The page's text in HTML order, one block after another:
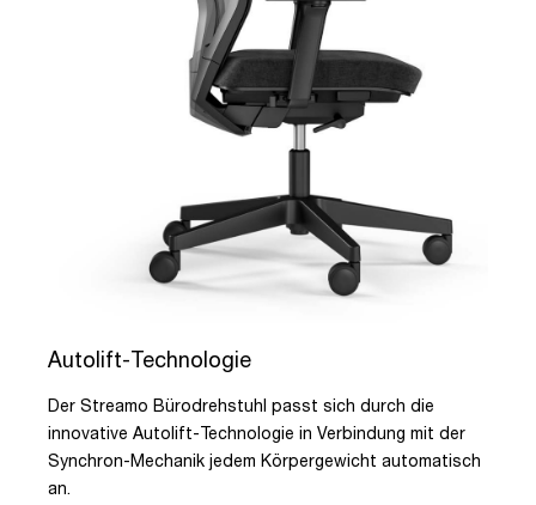
Autolift-Technologie
Der Streamo Bürodrehstuhl passt sich durch die
innovative Autolift-Technologie in Verbindung mit der
Synchron-Mechanik jedem Körpergewicht automatisch
an.